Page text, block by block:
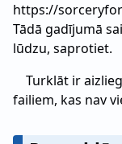
https://
Tādā gadījumā
lūdzu, saprotiet.
Turklāt ir
failiem, kas nav